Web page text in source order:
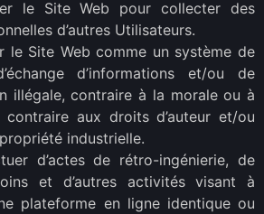
le Site Web pour collecter des
d’autres Utilisateurs.
le Site Web comme un système de
d’informations et/ou de
illégale, contraire à la morale ou à
contraire aux droits d’auteur et/ou
industrielle.
d’actes de rétro-ingénierie, de
et d’autres activités visant à
plateforme en ligne identique ou